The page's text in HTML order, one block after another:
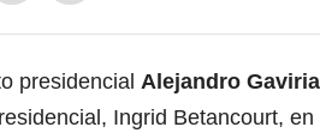
presidencial Alejandro Gaviria
Ingrid Betancourt,